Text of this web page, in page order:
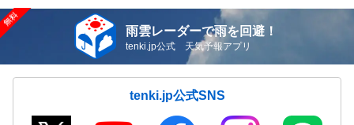
雨雲レーダーで雨を回避！
tenki.jp公式 天気予報アプリ
tenki.jp公式SNS